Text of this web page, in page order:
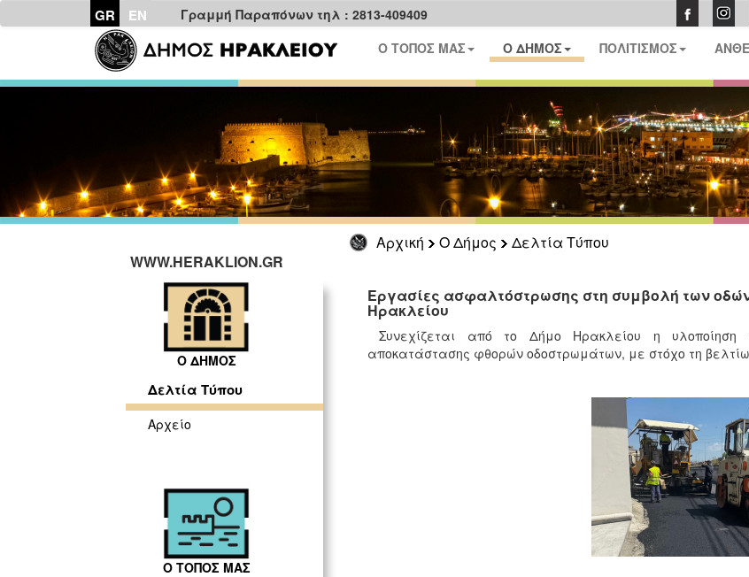
GR EN Γραμμή Παραπόνων τηλ : 2813-409409
Ο ΤΟΠΟΣ ΜΑΣ Ο ΔΗΜΟΣ ΠΟΛΙΤΙΣΜΟΣ
Αρχική Ο Δήμος
Δελτία Τύπου
WWW.HERAKLION.GR
Ο ΔΗΜΟΣ
Δελτία Τύπου
Αρχείο
Ο ΤΟΠΟΣ ΜΑΣ
Εργασίες ασφαλτόστρωσης στη συμβολή των
Ηρακλείου
Συνεχίζεται από το Δήμο Ηρακλείου η
αποκατάστασης φθορών οδοστρωμάτων, με στόχο τη